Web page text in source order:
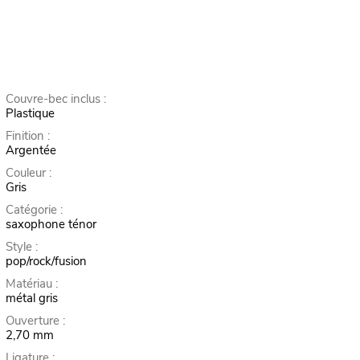
Couvre-bec inclus :
Plastique
Finition :
Argentée
Couleur :
Gris
Catégorie :
saxophone ténor
Style :
pop/rock/fusion
Matériau :
métal gris
Ouverture :
2,70 mm